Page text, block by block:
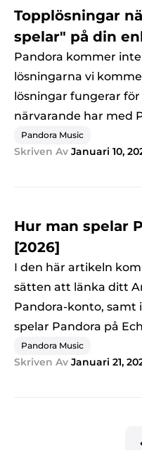
Topplösningar
spelar" på din
Pandora kommer
lösningarna vi
lösningar fungerar
närvarande har med
Pandora Music
Skriven Av Januari 10,
Hur man spelar
[2026]
I den här artikeln
sätten att länka ditt
Pandora-konto,
spelar Pandora på
Pandora Music
Skriven Av Januari 21,